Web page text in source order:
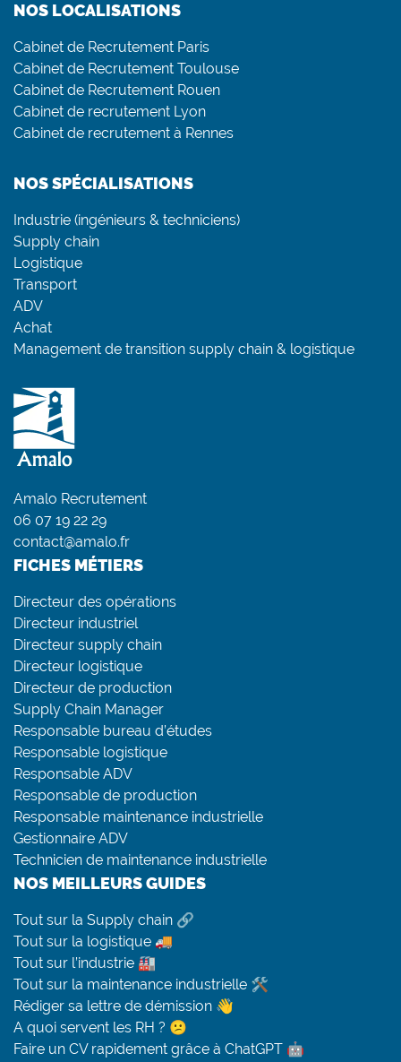
NOS LOCALISATIONS
Cabinet de Recrutement Paris
Cabinet de Recrutement Toulouse
Cabinet de Recrutement Rouen
Cabinet de recrutement Lyon
Cabinet de recrutement à Rennes
NOS SPÉCIALISATIONS
Industrie (ingénieurs & techniciens)
Supply chain
Logistique
Transport
ADV
Achat
Management de transition supply chain & logistique
Amalo Recrutement
06 07 19 22 29
contact@amalo.fr
FICHES MÉTIERS
Directeur des opérations
Directeur industriel
Directeur supply chain
Directeur logistique
Directeur de production
Supply Chain Manager
Responsable bureau d’études
Responsable logistique
Responsable ADV
Responsable de production
Responsable maintenance industrielle
Gestionnaire ADV
Technicien de maintenance industrielle
NOS MEILLEURS GUIDES
Tout sur la Supply chain 🔗
Tout sur la logistique 🚚
Tout sur l’industrie 🏭
Tout sur la maintenance industrielle 🛠
Rédiger sa lettre de démission 👋
A quoi servent les RH ? 😕
Faire un CV rapidement grâce à ChatGPT 🤖